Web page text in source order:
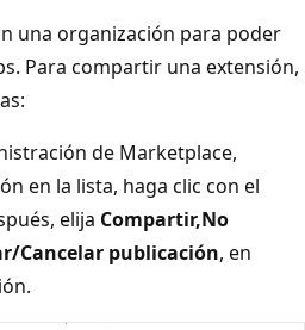
una organización para poder
Para compartir una extensión,
de Marketplace,
en la lista, haga clic con el
elija Compartir,No
Cancelar publicación, en